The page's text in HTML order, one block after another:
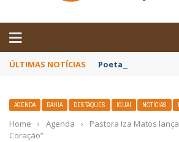
ÚLTIMAS NOTÍCIAS Poetas baianos
AGENDA BAHIA DESTAQUES IGUAÍ NOTÍCIAS
Home › Agenda ›
Pastora Iza Matos
Coração”